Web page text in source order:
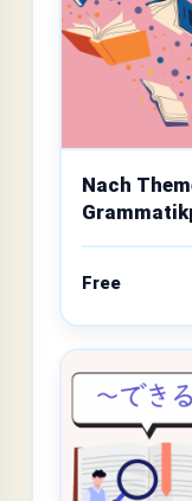
Nach
Free